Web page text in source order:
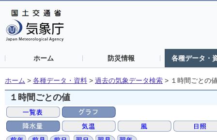
ホーム 防災情報 各種データ・
ホーム > 各種データ・資料 > 過去の気象データ検索 > １時間ごとの
１時間ごとの値